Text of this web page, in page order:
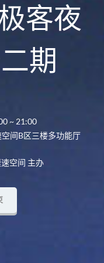
客夜
期
~ 21:00
间B区三楼多功能厅
空间 主办